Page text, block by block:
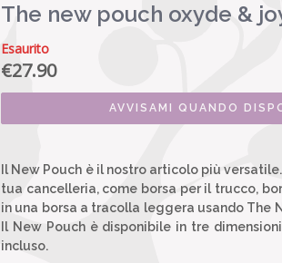
The new pouch oxyde &
Esaurito
€27.90
AVVISAMI QUANDO
Il New Pouch è il nostro articolo più
tua cancelleria, come borsa per il trucco,
in una borsa a tracolla leggera usando The
Il New Pouch è disponibile in tre
incluso.